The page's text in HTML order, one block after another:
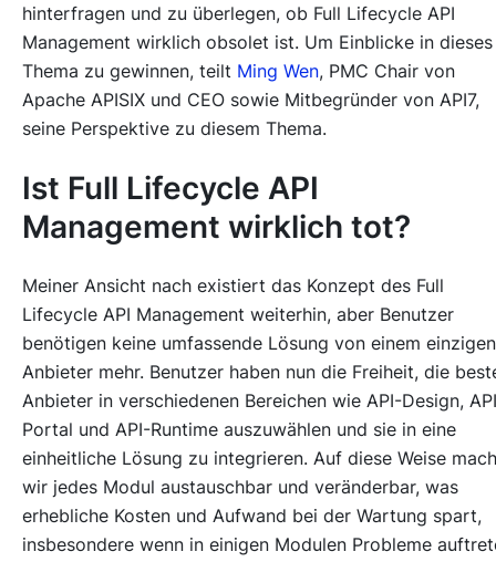
hinterfragen und zu überlegen, ob Full Lifecycle API
Management wirklich obsolet ist. Um Einblicke in dieses
Thema zu gewinnen, teilt Ming Wen, PMC Chair von
Apache APISIX und CEO sowie Mitbegründer von API7,
seine Perspektive zu diesem Thema.
Ist Full Lifecycle API
Management wirklich tot?
Meiner Ansicht nach existiert das Konzept des Full
Lifecycle API Management weiterhin, aber Benutzer
benötigen keine umfassende Lösung von einem einzigen
Anbieter mehr. Benutzer haben nun die Freiheit, die
Anbieter in verschiedenen Bereichen wie API-Design,
Portal und API-Runtime auszuwählen und sie in eine
einheitliche Lösung zu integrieren. Auf diese Weise
wir jedes Modul austauschbar und veränderbar, was
erhebliche Kosten und Aufwand bei der Wartung spart,
insbesondere wenn in einigen Modulen Probleme